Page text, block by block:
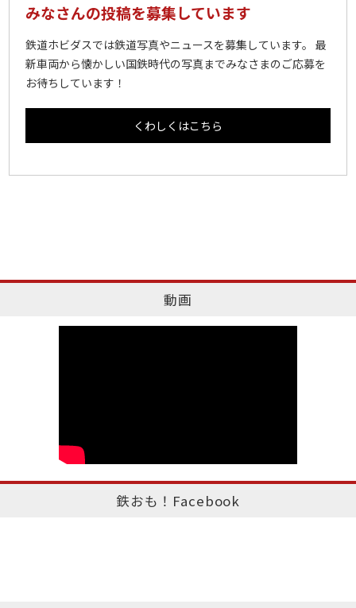
みなさんの投稿を募集しています
鉄道ホビダスでは鉄道写真やニュースを募集しています。 最
新車両から懐かしい国鉄時代の写真までみなさまのご応募を
お待ちしています！
くわしくはこちら
動画
鉄おも！Facebook